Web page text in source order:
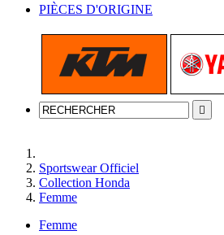
PIÈCES D'ORIGINE

Sportswear Officiel
Collection Honda
Femme
Femme